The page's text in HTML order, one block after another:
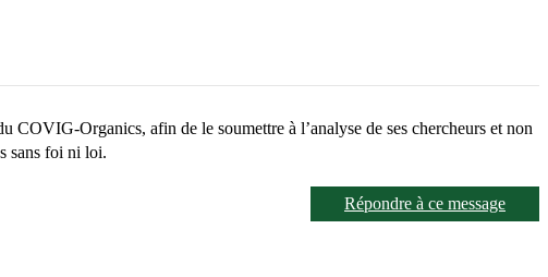
COVIG-Organics, afin de le soumettre à l’analyse de ses chercheurs et non
sans foi ni loi.
Répondre à ce message